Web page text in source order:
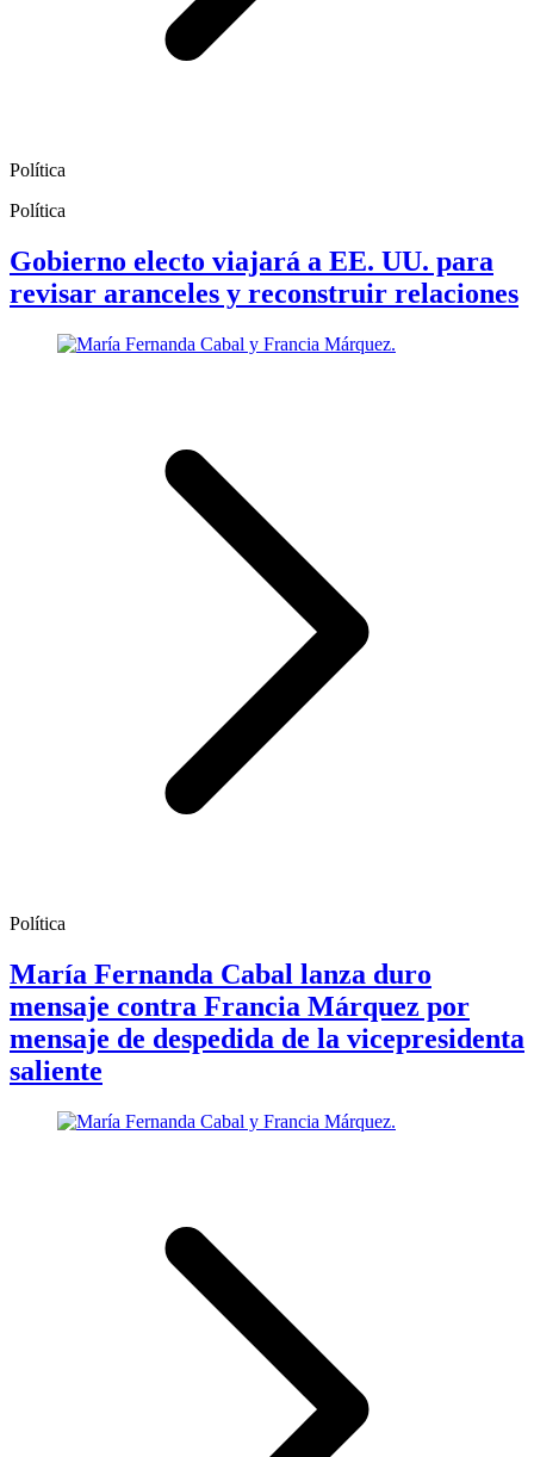
Política
Política
Gobierno electo viajará a EE. UU. para
revisar aranceles y reconstruir relaciones
Política
María Fernanda Cabal lanza duro
mensaje contra Francia Márquez por
mensaje de despedida de la vicepresidenta
saliente